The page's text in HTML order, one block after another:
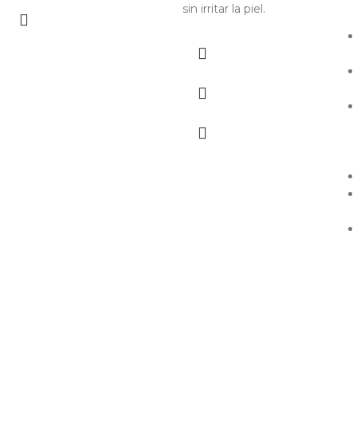
sin irritar la piel.